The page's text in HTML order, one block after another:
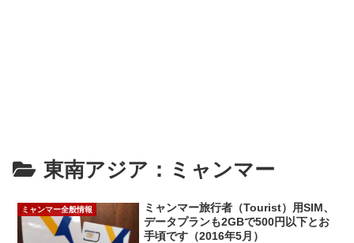
東南アジア：ミャンマー
ミャンマー全般情報
ミャンマー旅行者（Tourist）用SIM、
データプランも2GBで500円以下とお
手頃です（2016年5月）